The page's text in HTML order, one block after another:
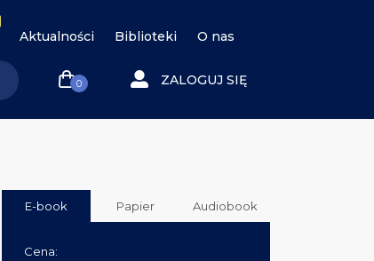
Aktualności Biblioteki O nas
0 ZALOGUJ SIĘ
E-book Papier Audiobook
Cena: